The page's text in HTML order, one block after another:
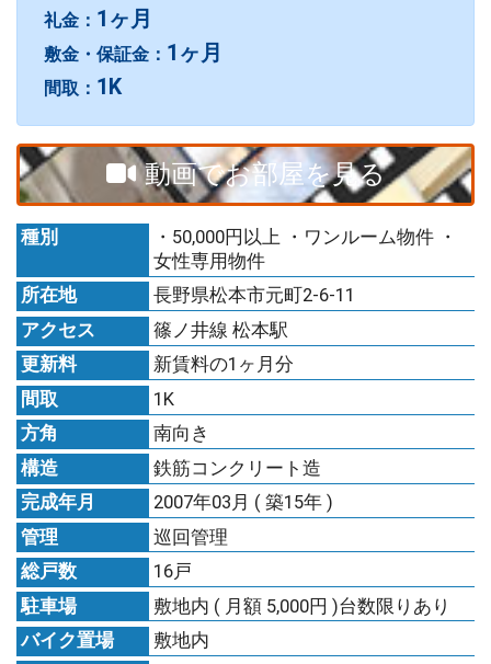
礼金： 1ヶ月
敷金・保証金： 1ヶ月
間取： 1K
動画でお部屋を見る
種別
・50,000円以上 ・ワンルーム物件 ・
女性専用物件
所在地
長野県松本市元町2-6-11
アクセス
篠ノ井線 松本駅
更新料
新賃料の1ヶ月分
間取
1K
方角
南向き
構造
鉄筋コンクリート造
完成年月
2007年03月 ( 築15年 )
管理
巡回管理
総戸数
16戸
駐車場
敷地内 ( 月額 5,000円 )台数限りあり
バイク置場
敷地内